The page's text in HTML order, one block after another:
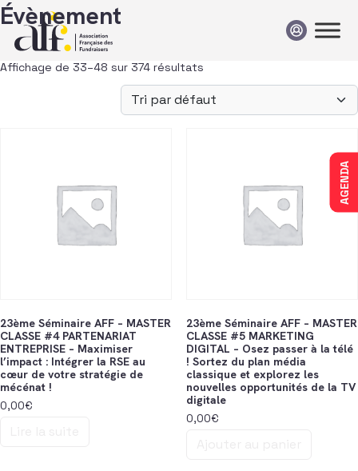
Passer au contenu
AGENDA
Évènement
Affichage de 33–48 sur 374 résultats
23ème Séminaire AFF – MASTER
CLASSE #4 PARTENARIAT
ENTREPRISE – Maximiser
l’impact : Intégrer la RSE au
cœur de votre stratégie de
mécénat !
0,00€
23ème Séminaire AFF – MASTER
CLASSE #5 MARKETING
DIGITAL – Osez passer à la télé
! Sortez du plan média
classique et explorez les
nouvelles opportunités de la TV
digitale
0,00€